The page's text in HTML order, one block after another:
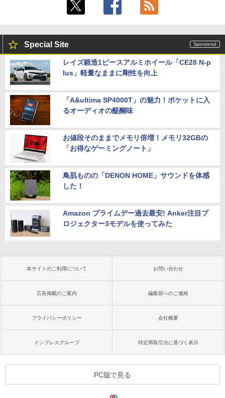
Special Site
レイズ鍛造1ピースアルミホイール「CE28 N-p
lus」軽量なままに剛性を向上
「A&ultima SP4000T」の魅力！ポケットに入
るオーディオの醍醐味
お値段そのままでメモリ倍増！メモリ32GBの
「お得なゲーミングノート」
鳥肌ものの「DENON HOME」サウンドを体感
した！
Amazon プライムデー過去最安! Anker注目プ
ロジェクター3モデルを使ってみた
本サイトのご利用について お問い合わせ
広告掲載のご案内 編集部へのご連絡
プライバシーポリシー 会社概要
インプレスグループ 特定商取引法に基づく表示
PC版で見る